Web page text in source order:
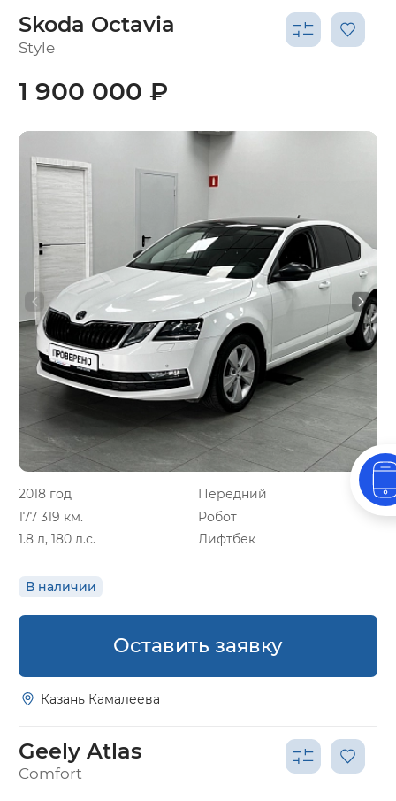
Skoda Octavia
Style
2018 год
Передний
177 319 км.
Робот
1.8 л, 180 л.с.
Лифтбек
В наличии
1 900 000 ₽
Оставить заявку
Казань Камалеева
Geely Atlas
Comfort